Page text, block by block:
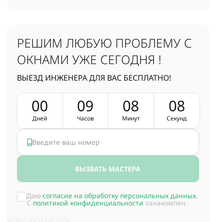
РЕШИМ ЛЮБУЮ ПРОБЛЕМУ С
ОКНАМИ УЖЕ СЕГОДНЯ !
ВЫЕЗД ИНЖЕНЕРА ДЛЯ ВАС БЕСПЛАТНО!
00
Дней
09
Часов
08
Минут
07
Секунд
ВЫЗВАТЬ МАСТЕРА
Даю согласие на обработку персональных данных.
С политикой конфиденциальности ознакомлен.